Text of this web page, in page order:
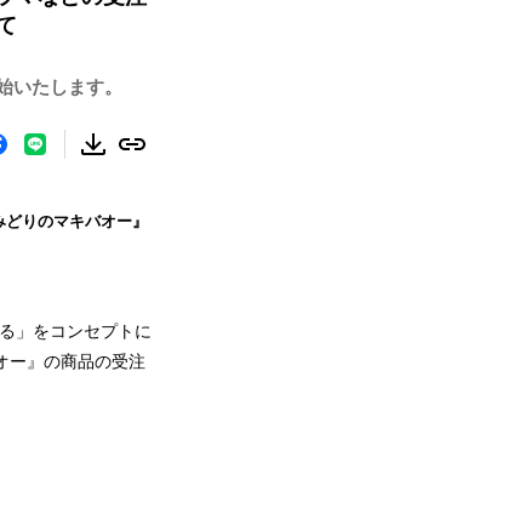
いたします。
りのマキバオー』
」をコンセプトに
ー』の商品の受注